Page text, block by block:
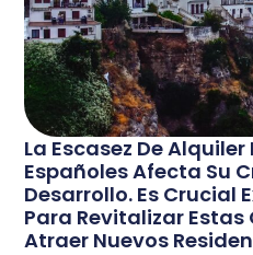
La Escasez De Alquiler
Españoles Afecta Su
Desarrollo. Es Crucial
Para Revitalizar
Atraer Nuevos